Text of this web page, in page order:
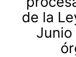
de la
Junio